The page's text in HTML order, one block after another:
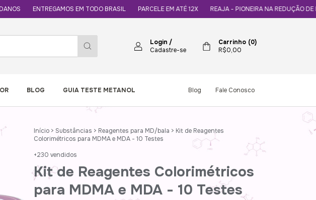
EM TODO BRASIL PARCELE EM ATÉ 12X REAJA - PIONEIRA NA REDUÇÃO DE DANOS
Login /
Cadastre-se
Carrinho (0)
R$0,00
BLOG GUIA TESTE METANOL Blog Fale Conosco
Início > Substâncias > Reagentes para MD/bala > Kit de Reagentes
Colorimétricos para MDMA e MDA - 10 Testes
+230 vendidos
Kit de Reagentes Colorimétricos
para MDMA e MDA - 10 Testes